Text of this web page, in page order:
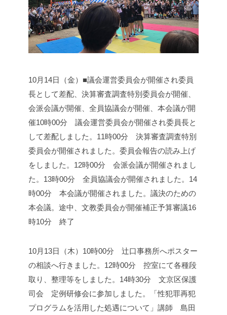
10月14日（金）■議会運営委員会が開催され委員
長として差配、決算審査調査特別委員会が開催、
会派会議が開催、全員協議会が開催、本会議が開
催10時00分 議会運営委員会が開催され委員長と
して差配しました。 11時00分 決算審査調査特別
委員会が開催されました。 委員会報告の読み上げ
をしました。 12時00分 会派会議が開催されまし
た。 13時00分 全員協議会が開催されました。 14
時00分 本会議が開催されました。 議決のための
本会議。途中、文教委員会が開催補正予算審議16
時10分 終了
10月13日（木） 10時00分 辻口事務所へポスター
の相談へ行きました。 12時00分 控室にて各種段
取り、整理等をしました。 14時30分 文京区保護
司会 定例研修会に参加しました。
「性犯罪再犯
プログラムを活用した処遇について」 講師 島田